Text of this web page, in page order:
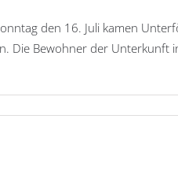
den 16. Juli kamen
Die Bewohner der